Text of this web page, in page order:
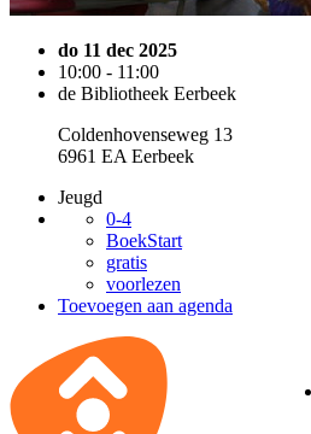
do 11 dec 2025
10:00 - 11:00
de Bibliotheek Eerbeek
Coldenhovenseweg 13
6961 EA Eerbeek
Jeugd
0-4
BoekStart
gratis
voorlezen
Toevoegen aan agenda